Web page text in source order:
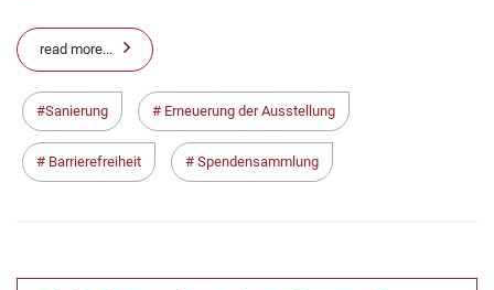
read more...
Sanierung Erneuerung der Ausstellung
Barrierefreiheit Spendensammlung